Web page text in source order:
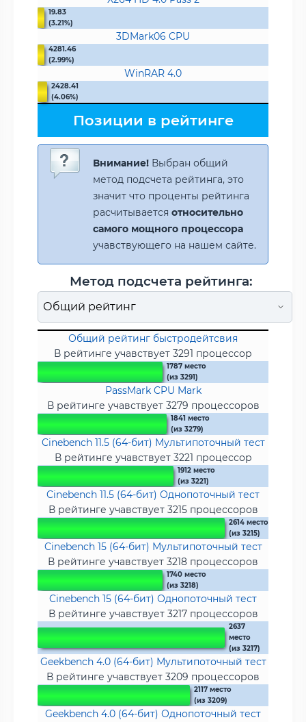
19.83
(3.21%)
3DMark06 CPU
4281.46
(2.99%)
WinRAR 4.0
2428.41
(4.06%)
Позиции в рейтинге
Внимание! Выбран общий
метод подсчета рейтинга, это
значит что проценты рейтинга
расчитывается относительно
самого мощного процессора
учавствующего на нашем сайте.
Метод подсчета рейтинга:
Общий рейтинг быстродейтсвия
В рейтинге учавствует 3291 процессор
1787 место
(из 3291)
PassMark CPU Mark
В рейтинге учавствует 3279 процессоров
1841 место
(из 3279)
Cinebench 11.5 (64-бит) Мультипоточный тест
В рейтинге учавствует 3221 процессор
1912 место
(из 3221)
Cinebench 11.5 (64-бит) Однопоточный тест
В рейтинге учавствует 3215 процессоров
2614 место
(из 3215)
Cinebench 15 (64-бит) Мультипоточный тест
В рейтинге учавствует 3218 процессоров
1740 место
(из 3218)
Cinebench 15 (64-бит) Однопоточный тест
В рейтинге учавствует 3217 процессоров
2637
место
(из 3217)
Geekbench 4.0 (64-бит) Мультипоточный тест
В рейтинге учавствует 3209 процессоров
2117 место
(из 3209)
Geekbench 4.0 (64-бит) Однопоточный тест